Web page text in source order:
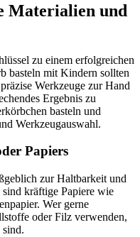
Materialien und
zu einem erfolgreichen
basteln mit Kindern sollten
Werkzeuge zur Hand
Ergebnis zu
basteln und
Werkzeugauswahl.
Papiers
zur Haltbarkeit und
kräftige Papiere wie
Wer gerne
oder Filz verwenden,